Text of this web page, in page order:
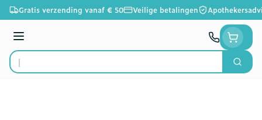
Ga naar de inhoud
Gratis verzending vanaf € 50 Veilige betalingen
Menu
Product, merk, categorie...
Zoek